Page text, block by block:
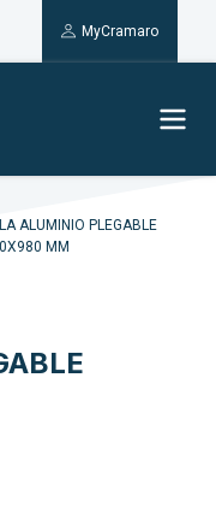
MyCramaro
ALUMINIO PLEGABLE
MM